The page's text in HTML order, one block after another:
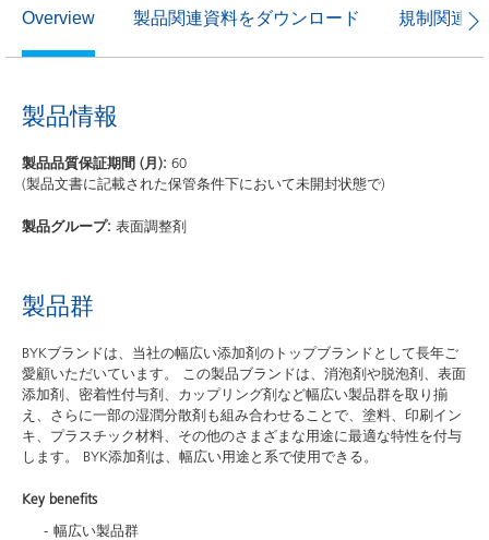
Overview 製品関連資料をダウンロード 規制関連
製品情報
製品品質保証期間 (月): 60
(製品文書に記載された保管条件下において未開封状態で)
製品グループ: 表面調整剤
製品群
BYKブランドは、当社の幅広い添加剤のトップブランドとして長年ご
愛顧いただいています。 この製品ブランドは、消泡剤や脱泡剤、表面
添加剤、密着性付与剤、カップリング剤など幅広い製品群を取り揃
え、さらに一部の湿潤分散剤も組み合わせることで、塗料、印刷イン
キ、プラスチック材料、その他のさまざまな用途に最適な特性を付与
します。 BYK添加剤は、幅広い用途と系で使用できる。
Key benefits
幅広い製品群